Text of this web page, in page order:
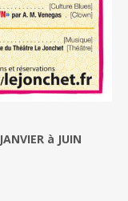
JANVIER à JUIN